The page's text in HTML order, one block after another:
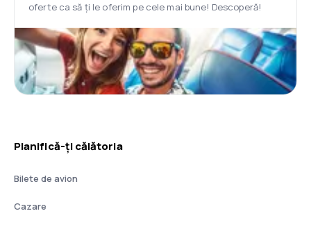
oferte ca să ți le oferim pe cele mai bune! Descoperă!
Planifică-ți călătoria
Bilete de avion
Cazare